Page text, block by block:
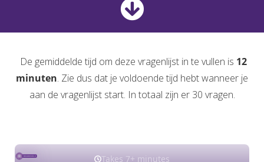
De gemiddelde tijd om deze vragenlijst in te vullen is 12
minuten. Zie dus dat je voldoende tijd hebt wanneer je
aan de vragenlijst start. In totaal zijn er 30 vragen.